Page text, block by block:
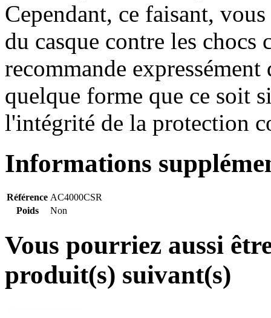
Cependant, ce faisant,
du casque contre les chocs
recommande
quelque forme que ce soit
l'intégrité de la protection
Informations
Référence AC4000CSR
Poids
Non
Vous pourriez aussi
produit(s) suivant(s)